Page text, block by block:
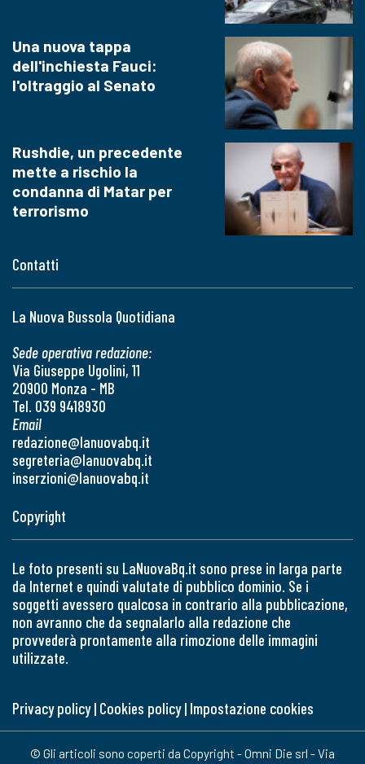
Contatti
La Nuova Bussola Quotidiana
Sede operativa redazione:
Via Giuseppe Ugolini, 11
20900 Monza - MB
Tel. 039 9418930
Email
redazione@lanuovabq.it
segreteria@lanuovabq.it
inserzioni@lanuovabq.it
Una nuova tappa
dell'inchiesta Fauci:
l'oltraggio al Senato
Rushdie, un precedente
mette a rischio la
condanna di Matar per
terrorismo
Copyright
Le foto presenti su LaNuovaBq.it sono prese in larga parte
da Internet e quindi valutate di pubblico dominio. Se i
soggetti avessero qualcosa in contrario alla pubblicazione,
non avranno che da segnalarlo alla redazione che
provvederà prontamente alla rimozione delle immagini
utilizzate.
Privacy policy| Cookies policy| Impostazione cookies
© Gli articoli sono coperti da Copyright - Omni Die srl - Via